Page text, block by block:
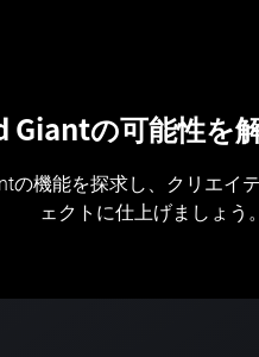
Giantの可能性を
の機能を探求し、クリエイ
ェクトに仕上げましょう。